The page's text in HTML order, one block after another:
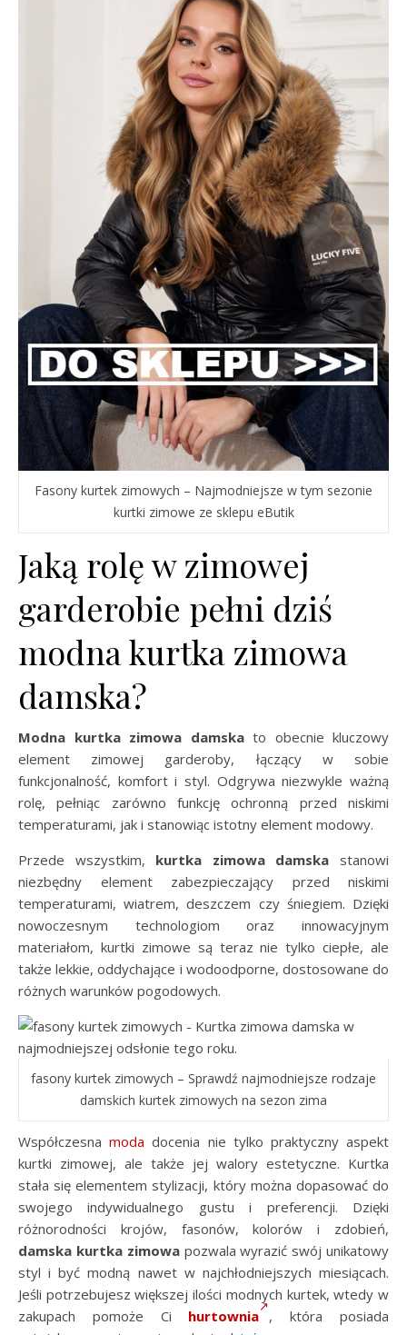
Fasony kurtek zimowych – Najmodniejsze w tym sezonie
kurtki zimowe ze sklepu eButik
Jaką rolę w zimowej
garderobie pełni dziś
modna kurtka zimowa
damska?
Modna kurtka zimowa damskato obecnie kluczowy
element zimowej garderoby, łączący w sobie
funkcjonalność, komfort i styl. Odgrywa niezwykle ważną
rolę, pełniąc zarówno funkcję ochronną przed niskimi
temperaturami, jak i stanowiąc istotny element modowy.
Przede wszystkim, kurtka zimowa damska stanowi
niezbędny element zabezpieczający przed niskimi
temperaturami, wiatrem, deszczem czy śniegiem. Dzięki
nowoczesnym technologiom oraz innowacyjnym
materiałom, kurtki zimowe są teraz nie tylko ciepłe, ale
także lekkie, oddychające i wodoodporne, dostosowane do
różnych warunków pogodowych.
fasony kurtek zimowych – Sprawdź najmodniejsze rodzaje
damskich kurtek zimowych na sezon zima
Współczesnamoda docenia nie tylko praktyczny aspekt
kurtki zimowej, ale także jej walory estetyczne. Kurtka
stała się elementem stylizacji, który można dopasować do
swojego indywidualnego gustu i preferencji. Dzięki
różnorodności krojów, fasonów, kolorów i zdobień,
damska kurtka zimowapozwala wyrazić swój unikatowy
styl i być modną nawet w najchłodniejszych miesiącach.
Jeśli potrzebujesz większej ilości modnych kurtek, wtedy w
zakupach pomoże Ci hurtownia , która posiada